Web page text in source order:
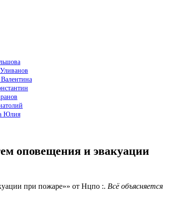
Юлия
оповещения и эвакуации
при пожаре»» от Нцпо :. Всё объясняется